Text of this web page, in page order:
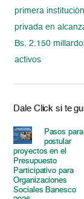
primera institución
privada en
Bs. 2.150
activos
Dale Click si te
Pasos para
postular
proyectos en el
Presupuesto
Participativo para
Organizaciones
Sociales Banesco